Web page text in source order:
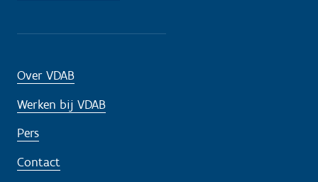
Over VDAB
Werken bij VDAB
Pers
Contact